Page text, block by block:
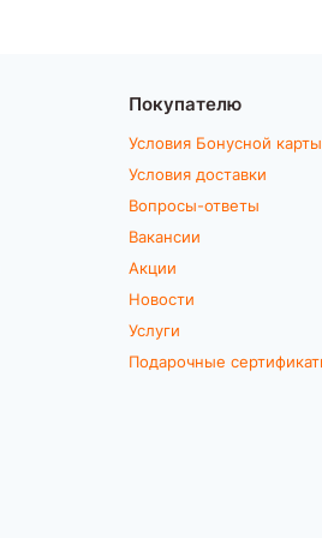
Покупателю
Условия Бонусной карты
Условия доставки
Вопросы-ответы
Вакансии
Акции
Новости
Услуги
Подарочные